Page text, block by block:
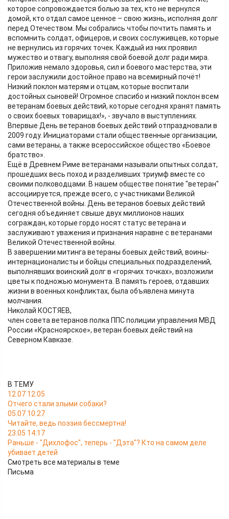
которое сопровождается болью за тех, кто не вернулся
домой, кто отдал самое ценное – свою жизнь, исполняя долг
перед Отечеством. Мы собрались чтобы почтить память и
вспомнить солдат, офицеров, и своих сослуживцев, которые
не вернулись из горячих точек. Каждый из них проявил
мужество и отвагу, выполняя свой боевой долг ради мира.
Приложив немало здоровья, сил и боевого мастерства, эти
герои заслужили достойное право на всемирный почёт!
Низкий поклон матерям и отцам, которые воспитали
достойных сыновей! Огромное спасибо и низкий поклон всем
ветеранам боевых действий, которые сегодня хранят память
о своих боевых товарищах!», - звучало в выступлениях.
Впервые День ветеранов боевых действий отпраздновали в
2009 году. Инициаторами стали общественные организации,
сами ветераны, а также всероссийское общество «Боевое
братство».
Ещё в Древнем Риме ветеранами называли опытных солдат,
прошедших весь поход и разделивших триумф вместе со
своими полководцами. В нашем обществе понятие "ветеран"
ассоциируется, прежде всего, с участниками Великой
Отечественной войны. День ветеранов боевых действий
сегодня объединяет свыше двух миллионов наших
сограждан, которые гордо носят статус ветерана и
заслуживают уважения и признания наравне с ветеранами
Великой Отечественной войны.
В завершении митинга ветераны боевых действий, воины-
интернационалисты и бойцы специальных подразделений,
выполнявших воинский долг в «горячих точках», возложили
цветы к подножью монумента. В память героев, отдавших
жизни в военных конфликтах, была объявлена минута
молчания.
Николай КОСТЯЕВ,
член совета ветеранов полка ППС полиции управления МВД
России «Красноярское», ветеран боевых действий на
Северном Кавказе.
В ТЕМУ
12.07 12:05
Отчего стали злыми собаки?
05.07 10:27
Читайте, ведь поэзия бессмертна!
23.05 14:17
Раньше - "Дихлофос", теперь - "Дэта"? Кто на самом деле
убивает детей
Смотреть все материалы в теме
Письма